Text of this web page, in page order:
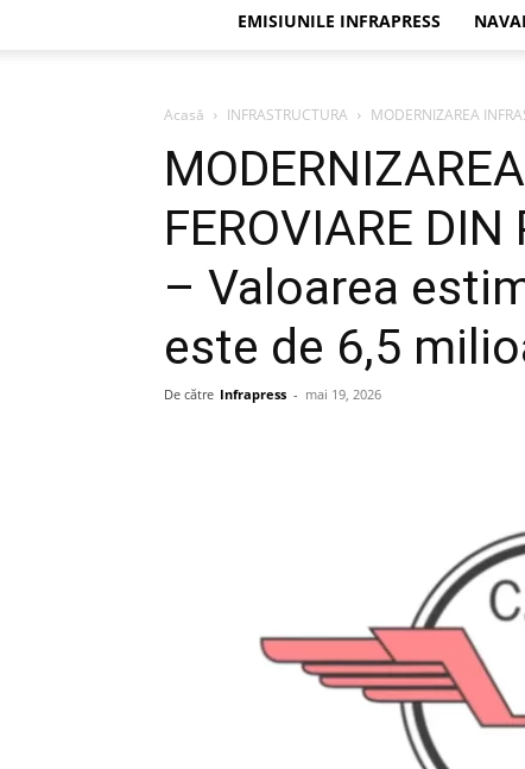
EMISIUNILE INFRAPRESS
Acasă INFRASTRUCTURA MODERNIZAREA
FEROVIARE
– Valoarea
este de 6,5
De către Infrapress - mai 19, 2026